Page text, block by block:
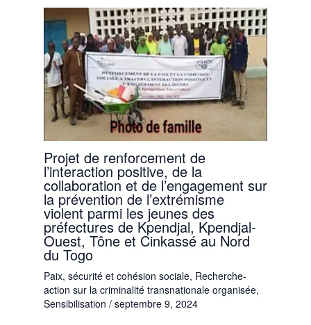
Projet de renforcement de
l’interaction positive, de la
collaboration et de l’engagement sur
la prévention de l’extrémisme
violent parmi les jeunes des
préfectures de Kpendjal, Kpendjal-
Ouest, Tône et Cinkassé au Nord
du Togo
Paix, sécurité et cohésion sociale, Recherche-
action sur la criminalité transnationale organisée,
Sensibilisation / septembre 9, 2024